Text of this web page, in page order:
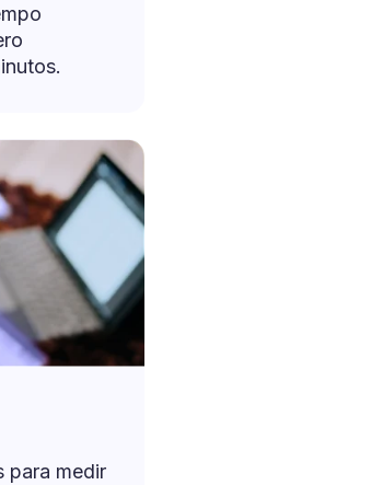
para medir